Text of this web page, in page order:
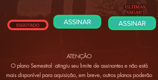
ESGOTADO ASSINAR
ULTIMAS
VAGAS!
ASSINAR
ATENÇÃO
O plano Semestral atingiu seu limite de assinantes e não está
mais disponível para aquisição, em breve, outros planos poderão